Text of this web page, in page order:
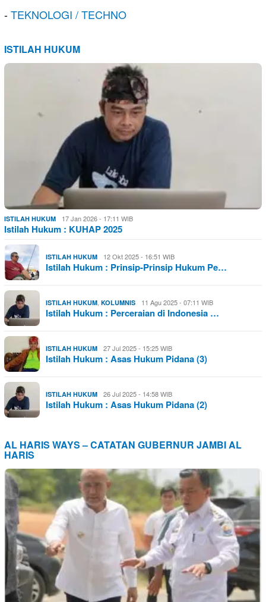
-TEKNOLOGI / TECHNO
ISTILAH HUKUM
ISTILAH HUKUM 17 Jan 2026 - 17:11 WIB
Istilah Hukum : KUHAP 2025
ISTILAH HUKUM 12 Okt 2025 - 16:51 WIB
Istilah Hukum : Prinsip-Prinsip Hukum Pe…
ISTILAH HUKUM KOLUMNIS 11 Agu 2025 - 07:11 WIB
Istilah Hukum : Perceraian di Indonesia …
ISTILAH HUKUM 27 Jul 2025 - 15:25 WIB
Istilah Hukum : Asas Hukum Pidana (3)
ISTILAH HUKUM 26 Jul 2025 - 14:58 WIB
Istilah Hukum : Asas Hukum Pidana (2)
AL HARIS WAYS – CATATAN GUBERNUR JAMBI AL
HARIS